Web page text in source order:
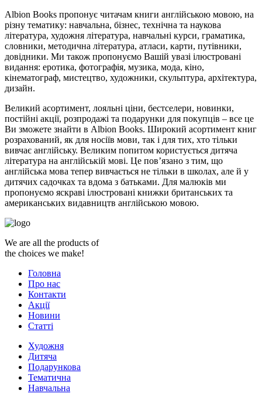
Albion Books пропонує читачам книги англійською мовою, на
різну тематику: навчальна, бізнес, технічна та наукова
література, художня література, навчальні курси, граматика,
словники, методична література, атласи, карти, путівники,
довідники. Ми також пропонуємо Вашій увазі ілюстровані
видання: еротика, фотографія, музика, мода, кіно,
кінематограф, мистецтво, художники, скульптура, архітектура,
дизайн.
Великий асортимент, лояльні ціни, бестселери, новинки,
постійні акції, розпродажі та подарунки для покупців – все це
Ви зможете знайти в Albion Books. Широкий асортимент книг
розрахований, як для носіїв мови, так і для тих, хто тільки
вивчає англійську. Великим попитом користується дитяча
література на англійській мові. Це пов’язано з тим, що
англійська мова тепер вивчається не тільки в школах, але й у
дитячих садочках та вдома з батьками. Для малюків ми
пропонуємо яскраві ілюстровані книжки британських та
американських видавництв англійською мовою.
We are all the products of
the choices we make!
Головна
Про нас
Контакти
Акції
Новини
Статті
Художня
Дитяча
Подарункова
Тематична
Навчальна